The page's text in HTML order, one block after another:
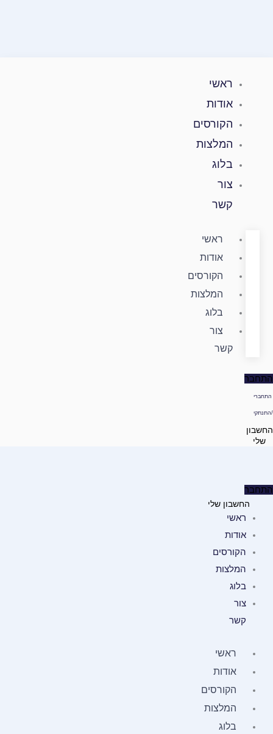
ראשי
אודות
הקורסים
המלצות
בלוג
צור
קשר
ראשי
אודות
הקורסים
המלצות
בלוג
צור
קשר
התחבר
התחברי
/התנתקי
החשבון
שלי
התחבר
החשבון שלי
ראשי
אודות
הקורסים
המלצות
בלוג
צור
קשר
ראשי
אודות
הקורסים
המלצות
בלוג